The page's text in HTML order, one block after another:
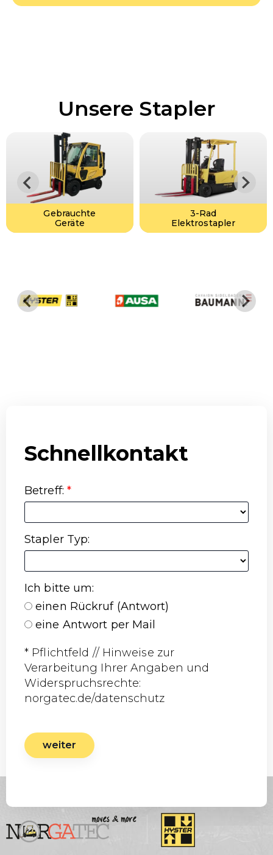
Unsere Stapler
Gebrauchte
Geräte
3-Rad
Elektrostapler
Schnellkontakt
Betreff: *
Stapler Typ:
Ich bitte um:
einen Rückruf (Antwort)
eine Antwort per Mail
* Pflichtfeld // Hinweise zur
Verarbeitung Ihrer Angaben und
Widerspruchsrechte:
norgatec.de/datenschutz
weiter